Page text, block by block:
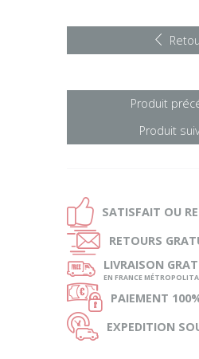
Produit
Produit
Ð SATISFAIT OU
Ñ RETOURS
ø LIVRAISON
EN FRANCE
Ø PAIEMENT
Ù EXPEDITION